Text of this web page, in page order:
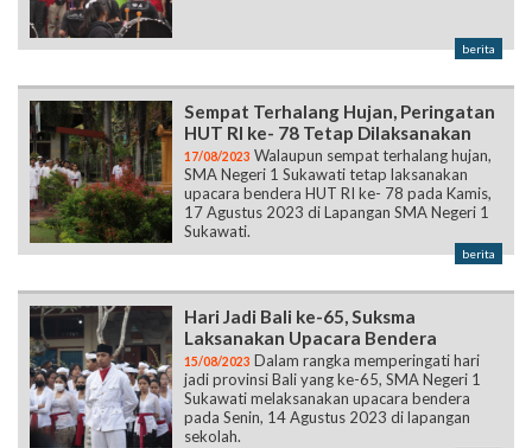
berita
Sempat Terhalang Hujan, Peringatan
HUT RI ke- 78 Tetap Dilaksanakan
17/08/2023 Walaupun sempat terhalang hujan,
SMA Negeri 1 Sukawati tetap laksanakan
upacara bendera HUT RI ke- 78 pada Kamis,
17 Agustus 2023 di Lapangan SMA Negeri 1
Sukawati.
berita
Hari Jadi Bali ke-65, Suksma
Laksanakan Upacara Bendera
15/08/2023 Dalam rangka memperingati hari
jadi provinsi Bali yang ke-65, SMA Negeri 1
Sukawati melaksanakan upacara bendera
pada Senin, 14 Agustus 2023 di lapangan
sekolah.